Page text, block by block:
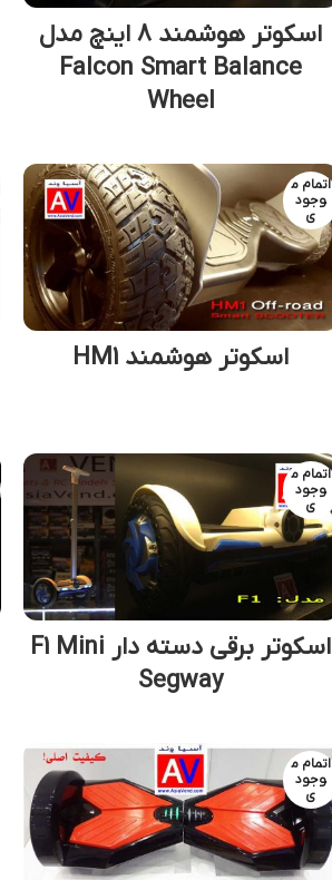
اسکوتر هوشمند 8 اینچ مدل
Falcon Smart Balance
Wheel
اتمام م
وجود
ی
اسکوتر هوشمند HM1
اتمام م
وجود
ی
اسکوتر برقی دسته دار F1 Mini
Segway
اتمام م
وجود
ی